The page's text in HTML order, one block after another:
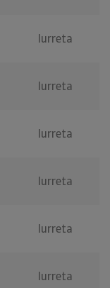
Iurreta
Iurreta
Iurreta
Iurreta
Iurreta
Iurreta